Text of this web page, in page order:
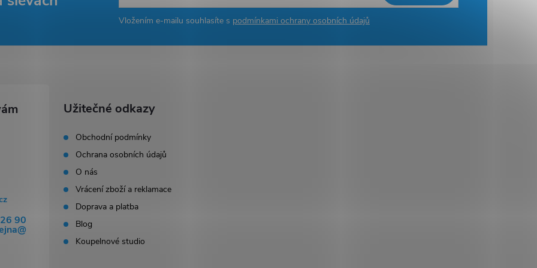
Vložením e-mailu souhlasíte s podmínkami ochrany osobních údajů
90
Užitečné odkazy
Obchodní podmínky
Ochrana osobních údajů
O nás
Vrácení zboží a reklamace
Doprava a platba
Blog
Koupelnové studio